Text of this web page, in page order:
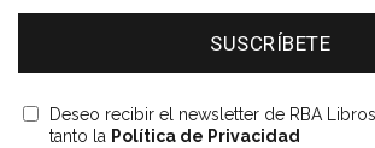
Deseo recibir el newsletter de RBA
tanto la Política de Privacidad